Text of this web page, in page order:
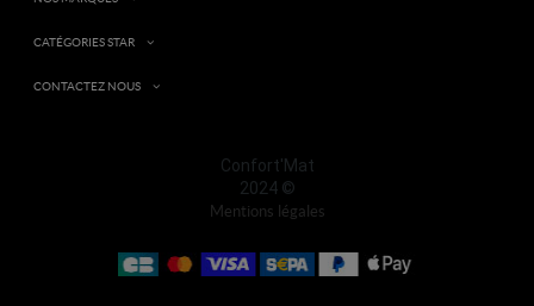
CATÉGORIES STAR
CONTACTEZ NOUS
Confort'Mat
2024 ©
Mentions légales